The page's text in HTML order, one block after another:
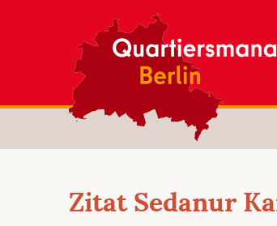
Zitat Sedanur